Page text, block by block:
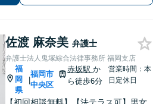
エリア対応】
佐渡 麻奈美 弁護士
弁護士法人鬼塚綜合法律事務所 福岡支店
福
岡
県
|
福岡市
中央区
赤坂駅 か
ら徒歩6分
営業時間：本
日定休日